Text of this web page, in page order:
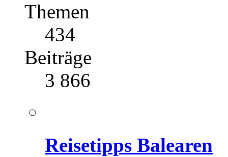
Themen
434
Beiträge
3 866
Reisetipps Balearen